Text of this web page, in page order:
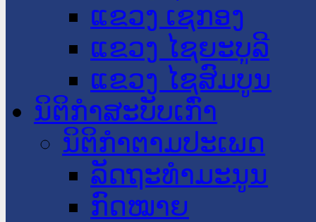
ແຂວງ ເຊກອງ
ແຂວງ ໄຊຍະບູລີ
ແຂວງ ໄຊສົມບູນ
ນິຕິກໍາສະບັບເກົ່າ
ນິຕິກຳຕາມປະເພດ
ລັດຖະທໍາມະນູນ
ກົດໝາຍ